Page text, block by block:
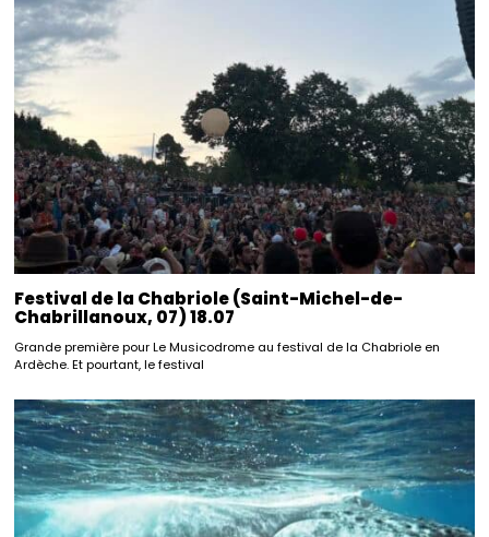
Festival de la Chabriole (Saint-Michel-de-
Chabrillanoux, 07) 18.07
Grande première pour Le Musicodrome au festival de la Chabriole en
Ardèche. Et pourtant, le festival